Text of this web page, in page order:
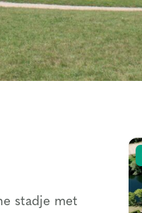
stadje met